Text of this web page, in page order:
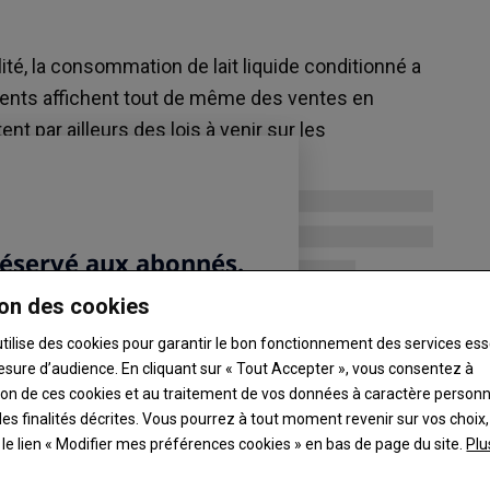
la consommation de lait liquide conditionné a
affichent tout de même des ventes en
par ailleurs des lois à venir sur les
AG
=
1,89 €/litre
France, le 31/07, T.T.C., livraisons inférieures à
5000 litres , ecologie.gouv.fr
Œuf
Veau
12 - Laissac, le 04/08, d'élevage et
(mère race mixte X mâle race à viande ou mère
race mixte X mâle race mixte), femelle, R , FMBV
des cookies
des cookies pour garantir le bon fonctionnement des services
d’audience. En cliquant sur « Tout Accepter », vous consentez à
de ces cookies et au traitement de vos données à caractère
finalités décrites. Vous pourrez à tout moment revenir sur vos
lien « Modifier mes préférences cookies » en bas de page du site.